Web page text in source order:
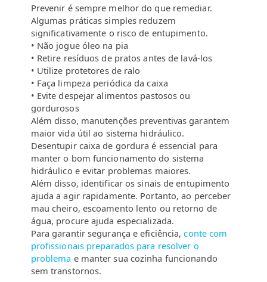
Prevenir é sempre melhor do que remediar.
Algumas práticas simples reduzem
significativamente o risco de entupimento.
• Não jogue óleo na pia
• Retire resíduos de pratos antes de lavá-los
• Utilize protetores de ralo
• Faça limpeza periódica da caixa
• Evite despejar alimentos pastosos ou
gordurosos
Além disso, manutenções preventivas garantem
maior vida útil ao sistema hidráulico.
Desentupir caixa de gordura é essencial para
manter o bom funcionamento do sistema
hidráulico e evitar problemas maiores.
Além disso, identificar os sinais de entupimento
ajuda a agir rapidamente. Portanto, ao perceber
mau cheiro, escoamento lento ou retorno de
água, procure ajuda especializada.
Para garantir segurança e eficiência,conte com
profissionais preparados para resolver o
problema e manter sua cozinha funcionando
sem transtornos.